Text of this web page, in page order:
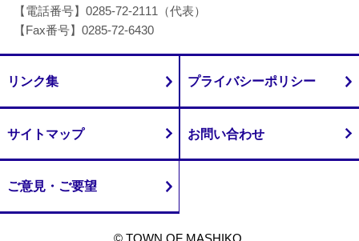
【電話番号】0285-72-2111（代表）
【Fax番号】0285-72-6430
リンク集 プライバシーポリシー
サイトマップ お問い合わせ
ご意見・ご要望
© TOWN OF MASHIKO.